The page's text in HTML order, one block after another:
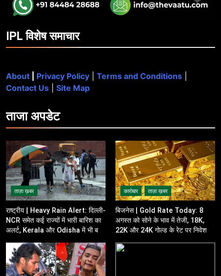
IPL विशेष समाचार
About Privacy Policy Terms and Conditions
Contact Us
Site Map
ताजाअपडेट
ताज़ा ख़बर
राष्ट्रीय | Heavy Rain Alert: दिल्ली-
NCR समेत कई राज्यों में भारी बारिश का
अलर्ट, Kerala और Odisha में भी बढ़ी
कारोबार ताज़ा ख़बर
बिजनेस | Gold Rate Today: 8
अगस्त को सोने के भाव में तेजी, 18K,
22K और 24K गोल्ड के रेट पर निवेशकों